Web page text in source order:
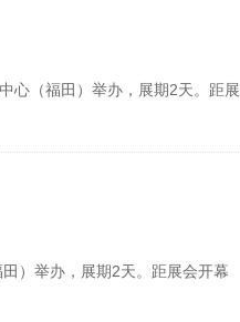
心（福田）举办，展期2天。距展
）举办，展期2天。距展会开幕